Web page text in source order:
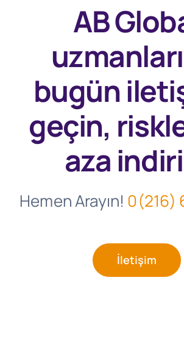
AB
bugün
geçin,
aza
Hemen Arayın! 0(216)
İletişim